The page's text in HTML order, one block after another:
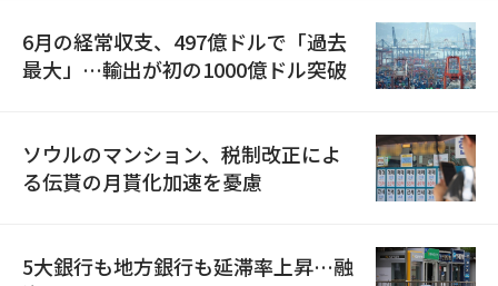
6月の経常収支、497億ドルで「過去
最大」…輸出が初の1000億ドル突破
ソウルのマンション、税制改正によ
る伝貰の月貰化加速を憂慮
5大銀行も地方銀行も延滞率上昇…融